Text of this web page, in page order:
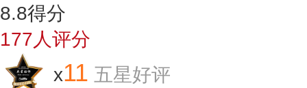
8.8得分
177人评分
x11 五星好评